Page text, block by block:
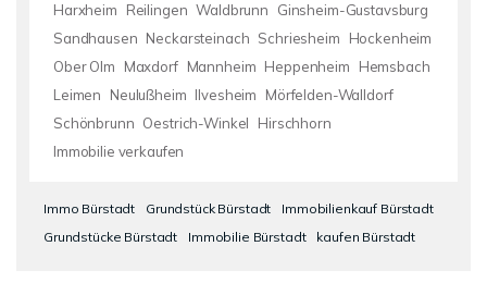
Harxheim
Reilingen Waldbrunn
Ginsheim-Gustavsburg
Sandhausen Neckarsteinach Schriesheim
Hockenheim
Ober Olm
Maxdorf Mannheim Heppenheim
Hemsbach
Leimen
Neulußheim Ilvesheim
Mörfelden-Walldorf
Schönbrunn Oestrich-Winkel
Hirschhorn
Immobilie verkaufen
Immo Bürstadt Grundstück Bürstadt
Immobilienkauf Bürstadt
Grundstücke Bürstadt
Immobilie Bürstadt kaufen Bürstadt